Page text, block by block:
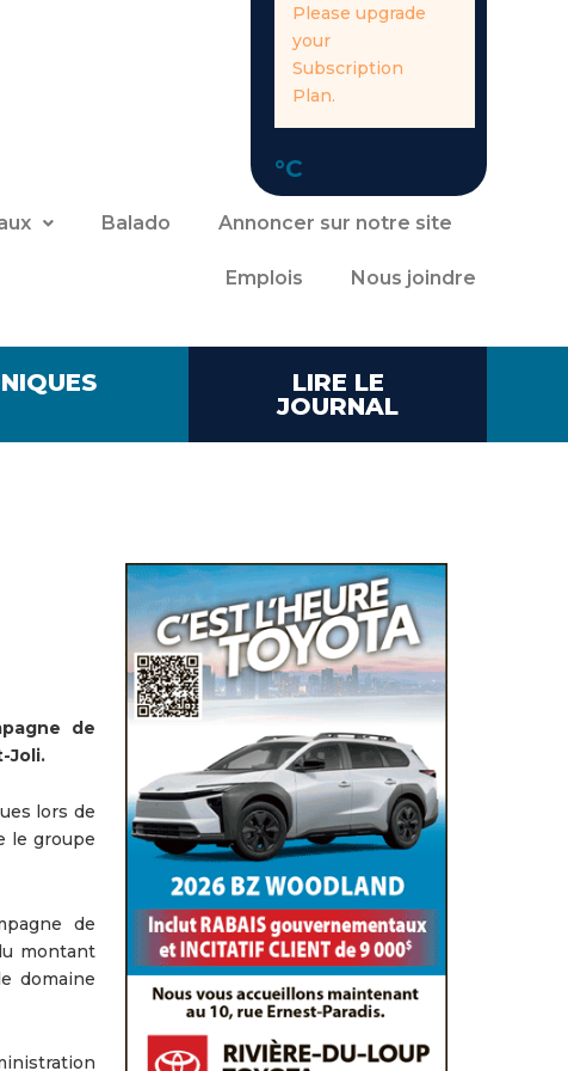
Please upgrade
your
Subscription
Plan.
°C
Balado Annoncer sur notre site
Emplois Nous joindre
LIRE LE
JOURNAL
de
Joli.
lors de
le groupe
de
montant
domaine